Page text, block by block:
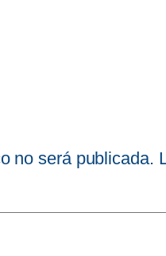
no será publicada.